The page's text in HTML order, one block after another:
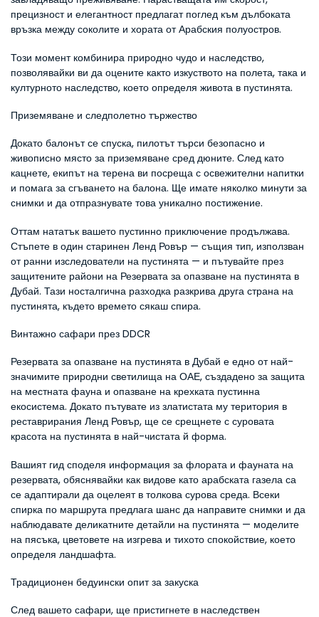
прецизност и елегантност предлагат поглед към дълбоката
връзка между соколите и хората от Арабския полуостров.
Този момент комбинира природно чудо и наследство,
позволявайки ви да оцените както изкуството на полета, така и
културното наследство, което определя живота в пустинята.
Приземяване и следполетно тържество
Докато балонът се спуска, пилотът търси безопасно и
живописно място за приземяване сред дюните. След като
кацнете, екипът на терена ви посреща с освежителни напитки
и помага за сгъването на балона. Ще имате няколко минути за
снимки и да отпразнувате това уникално постижение.
Оттам нататък вашето пустинно приключение продължава.
Стъпете в один старинен Ленд Ровър — същия тип, използван
от ранни изследователи на пустинята — и пътувайте през
защитените райони на Резервата за опазване на пустинята в
Дубай. Тази носталгична разходка разкрива друга страна на
пустинята, където времето сякаш спира.
Винтажно сафари през DDCR
Резервата за опазване на пустинята в Дубай е едно от най-
значимите природни светилища на ОАЕ, създадено за защита
на местната фауна и опазване на крехката пустинна
екосистема. Докато пътувате из златистата му територия в
реставрирания Ленд Ровър, ще се срещнете с суровата
красота на пустинята в най-чистата й форма.
Вашият гид споделя информация за флората и фауната на
резервата, обяснявайки как видове като арабската газела са
се адаптирали да оцелеят в толкова сурова среда. Всеки
спирка по маршрута предлага шанс да направите снимки и да
наблюдавате деликатните детайли на пустинята — моделите
на пясъка, цветовете на изгрева и тихото спокойствие, което
определя ландшафта.
Традиционен бедуински опит за закуска
След вашето сафари, ще пристигнете в наследствен